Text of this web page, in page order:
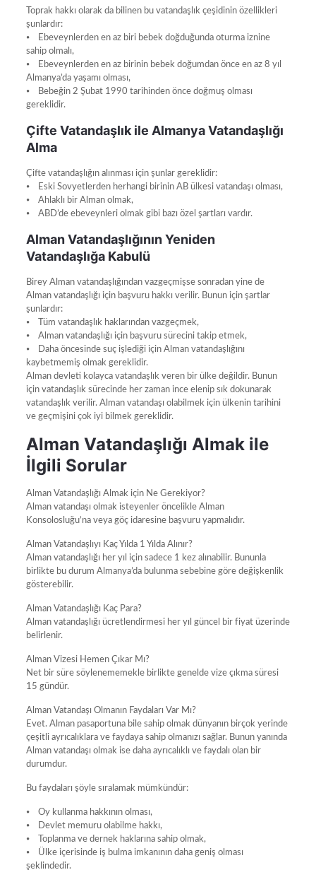
Toprak hakkı olarak da bilinen bu vatandaşlık çeşidinin özellikleri
şunlardır:
⦁ Ebeveynlerden en az biri bebek doğduğunda oturma iznine
sahip olmalı,
⦁ Ebeveynlerden en az birinin bebek doğumdan önce en az 8 yıl
Almanya’da yaşamı olması,
⦁ Bebeğin 2 Şubat 1990 tarihinden önce doğmuş olması
gereklidir.
Çifte Vatandaşlık ile Almanya Vatandaşlığı
Alma
Çifte vatandaşlığın alınması için şunlar gereklidir:
⦁ Eski Sovyetlerden herhangi birinin AB ülkesi vatandaşı olması,
⦁ Ahlaklı bir Alman olmak,
⦁ ABD’de ebeveynleri olmak gibi bazı özel şartları vardır.
Alman Vatandaşlığının Yeniden
Vatandaşlığa Kabulü
Birey Alman vatandaşlığından vazgeçmişse sonradan yine de
Alman vatandaşlığı için başvuru hakkı verilir. Bunun için şartlar
şunlardır:
⦁ Tüm vatandaşlık haklarından vazgeçmek,
⦁ Alman vatandaşlığı için başvuru sürecini takip etmek,
⦁ Daha öncesinde suç işlediği için Alman vatandaşlığını
kaybetmemiş olmak gereklidir.
Alman devleti kolayca vatandaşlık veren bir ülke değildir. Bunun
için vatandaşlık sürecinde her zaman ince elenip sık dokunarak
vatandaşlık verilir. Alman vatandaşı olabilmek için ülkenin tarihini
ve geçmişini çok iyi bilmek gereklidir.
Alman Vatandaşlığı Almak ile
İlgili Sorular
Alman Vatandaşlığı Almak için Ne Gerekiyor?
Alman vatandaşı olmak isteyenler öncelikle Alman
Konsolosluğu’na veya göç idaresine başvuru yapmalıdır.
Alman Vatandaşlıyı Kaç Yılda 1 Yılda Alınır?
Alman vatandaşlığı her yıl için sadece 1 kez alınabilir. Bununla
birlikte bu durum Almanya’da bulunma sebebine göre değişkenlik
gösterebilir.
Alman Vatandaşlığı Kaç Para?
Alman vatandaşlığı ücretlendirmesi her yıl güncel bir fiyat üzerinde
belirlenir.
Alman Vizesi Hemen Çıkar Mı?
Net bir süre söylenememekle birlikte genelde vize çıkma süresi
15 gündür.
Alman Vatandaşı Olmanın Faydaları Var Mı?
Evet. Alman pasaportuna bile sahip olmak dünyanın birçok yerinde
çeşitli ayrıcalıklara ve faydaya sahip olmanızı sağlar. Bunun yanında
Alman vatandaşı olmak ise daha ayrıcalıklı ve faydalı olan bir
durumdur.
Bu faydaları şöyle sıralamak mümkündür:
⦁ Oy kullanma hakkının olması,
⦁ Devlet memuru olabilme hakkı,
⦁ Toplanma ve dernek haklarına sahip olmak,
⦁ Ülke içerisinde iş bulma imkanının daha geniş olması
şeklindedir.